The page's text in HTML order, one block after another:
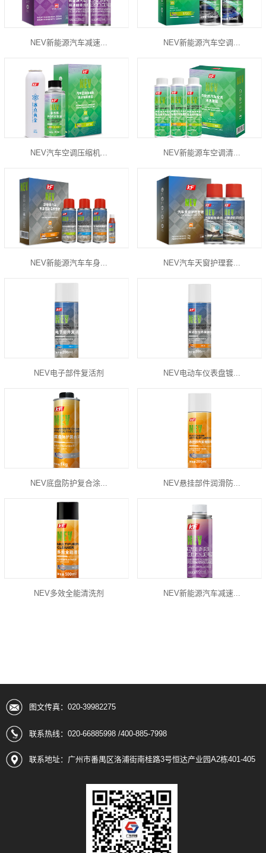
NEV新能源汽车减速... NEV新能源汽车空调...
NEV汽车空调压缩机... NEV新能源车空调清...
NEV新能源汽车车身... NEV汽车天窗护理套...
NEV电子部件复活剂 NEV电动车仪表盘镀...
NEV底盘防护复合涂... NEV悬挂部件润滑防...
NEV多效全能清洗剂 NEV新能源汽车减速...
图文传真：020-39982275
联系热线：020-66885998 /400-885-7998
联系地址：广州市番禺区洛浦街南桂路3号恒达产业园A2栋401-405